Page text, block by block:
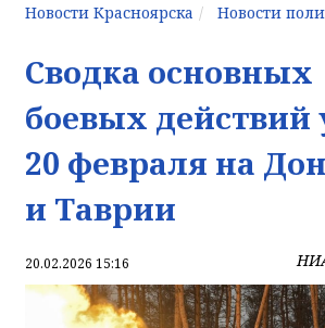
Новости Красноярска Новости
Сводка основных
боевых действий
20 февраля на
и Таврии
20.02.2026 15:16